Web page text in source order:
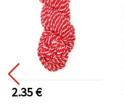
2.35 €